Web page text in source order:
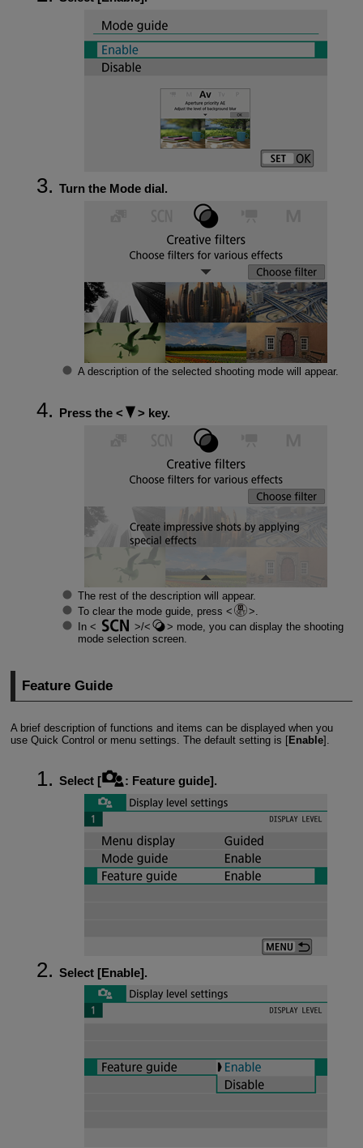
Turn the Mode dial.
A description of the selected shooting mode will appear.
Press the key.
The rest of the description will appear.
To clear the mode guide, press
.
In
/
mode, you can display the shooting
mode selection screen.
Feature Guide
A brief description of functions and items can be displayed when you
use Quick Control or menu settings. The default setting is [Enable].
Select [ : Feature guide].
Select [Enable].